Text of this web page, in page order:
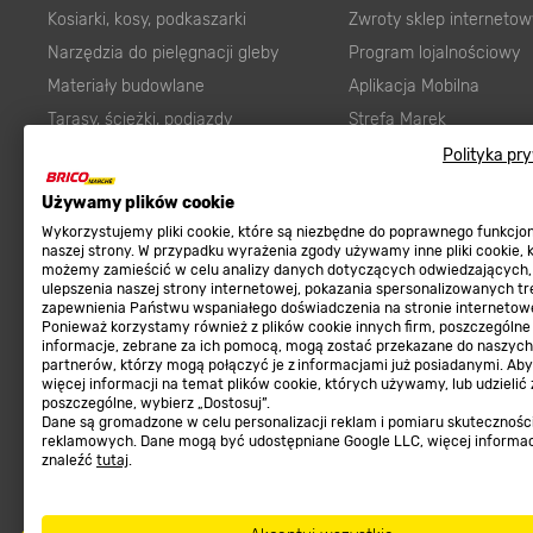
Polityka
Używamy plików cookie
Wykorzystujemy pliki cookie, które są niezbędne do poprawnego
naszej strony. W przypadku wyrażenia zgody używamy inne pliki cookie,
możemy zamieścić w celu analizy danych dotyczących odwiedzających,
ulepszenia naszej strony internetowej, pokazania spersonalizowanych
zapewnienia Państwu wspaniałego doświadczenia na stronie
Ponieważ korzystamy również z plików cookie innych firm, poszczególne
informacje, zebrane za ich pomocą, mogą zostać przekazane do naszych
partnerów, którzy mogą połączyć je z informacjami już posiadanymi.
więcej informacji na temat plików cookie, których używamy, lub udzielić
poszczególne, wybierz „Dostosuj”.
Dane są gromadzone w celu personalizacji reklam i pomiaru
reklamowych. Dane mogą być udostępniane Google LLC, więcej
znaleźć tutaj.
Kosiarki, kosy, podkaszarki
Narzędzia do pielęgnacji gleby
Materiały budowlane
Tarasy, ścieżki, podjazdy
Karma dla psa
Farby wewnętrzne białe
Elektryka
Panele
Elektronarzędzia
Płytki
Panele podłogowe
Płyty OSB/HDF
Zwroty sklep
Program lojalnościowy
Aplikacja Mobilna
Strefa Marek
zgodności towaru z
Program Brico PRO
Regulaminy
Regulaminy
Polityka prywatności